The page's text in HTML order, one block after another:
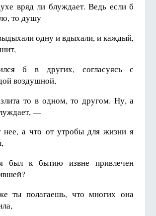
вряд ли блуждает. Ведь если б
то душу
одну и вдыхали, и каждый,
б в других, согласуясь с
воздушной,
то в одном, то другом. Ну, а
—
нее, а что от утробы для жизни я
был к бытию извне привлечен
ты полагаешь, что многих она